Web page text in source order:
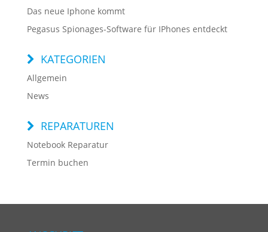
Das neue Iphone kommt
Pegasus Spionages-Software für IPhones entdeckt
KATEGORIEN
Allgemein
News
REPARATUREN
Notebook Reparatur
Termin buchen